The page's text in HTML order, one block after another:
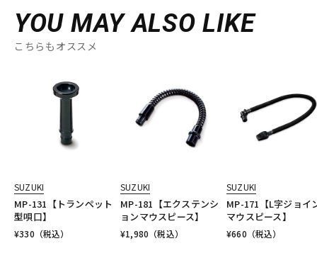
YOU MAY ALSO LIKE
こちらもオススメ
SUZUKI
MP-131【トランペット
型唄口】
¥330 （税込）
SUZUKI
MP-181【エクステンシ
ョンマウスピース】
¥1,980 （税込）
SUZUKI
MP-171【L字ジョイ
マウスピース】
¥660 （税込）